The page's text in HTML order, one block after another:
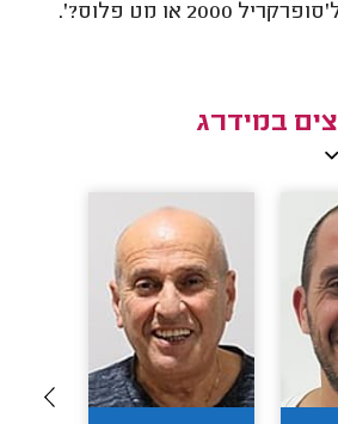
או מט פלוס?'.
במידרג